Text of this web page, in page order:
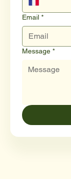
Email *
Message *